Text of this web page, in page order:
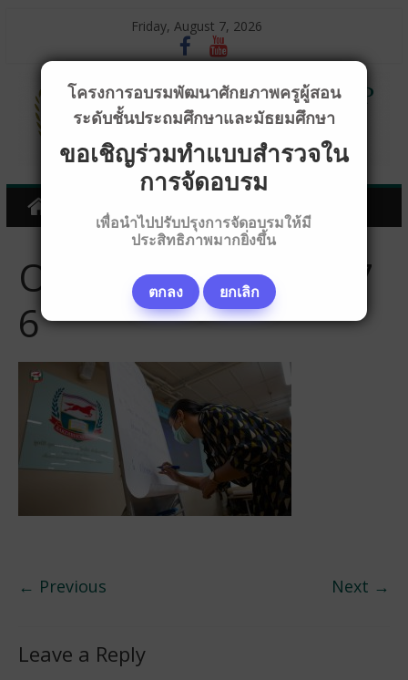
Friday, August 7, 2026
OPB23611_1024x57
6
← Previous Next →
Leave a Reply
โครงการอบรมพัฒนาศักยภาพครูผู้สอน
ระดับชั้นประถมศึกษาและมัธยมศึกษา
ขอเชิญร่วมทำแบบสำรวจใน
การจัดอบรม
เพื่อนำไปปรับปรุงการจัดอบรมให้มี
ประสิทธิภาพมากยิ่งขึ้น
ตกลง ยกเลิก